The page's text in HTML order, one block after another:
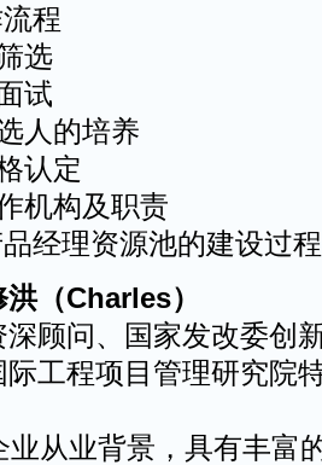
程
选
试
人的培养
认定
机构及职责
经理资源池的建设过
（Charles）
顾问、国家发改委创
际工程项目管理研究院
业从业背景，具有丰富